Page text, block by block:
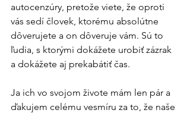
autocenzúry, pretože viete, že oproti
vás sedí človek, ktorému absolútne
dôverujete a on dôveruje vám. Sú to
ľudia, s ktorými dokážete urobiť zázrak
a dokážete aj prekabátiť čas.
Ja ich vo svojom živote mám len pár a
ďakujem celému vesmíru za to, že naše